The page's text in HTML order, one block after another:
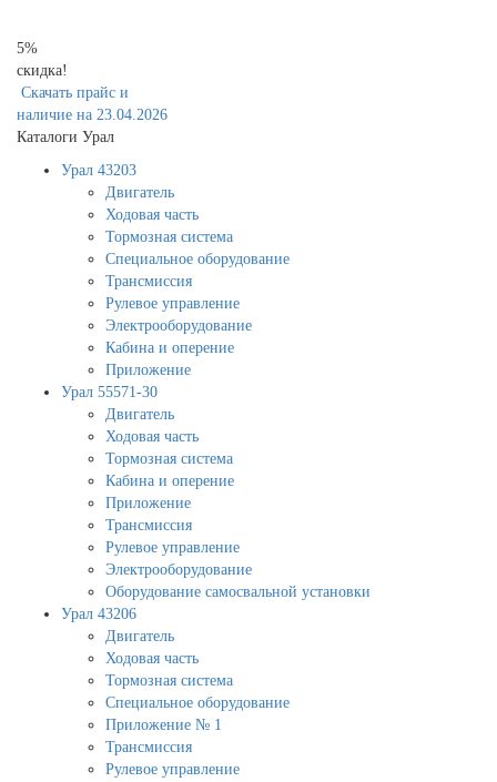
5%
скидка!
Скачать прайс и
наличие на 23.04.2026
Каталоги Урал
Урал 43203
Двигатель
Ходовая часть
Тормозная система
Специальное оборудование
Трансмиссия
Рулевое управление
Электрооборудование
Кабина и оперение
Приложение
Урал 55571-30
Двигатель
Ходовая часть
Тормозная система
Кабина и оперение
Приложение
Трансмиссия
Рулевое управление
Электрооборудование
Оборудование самосвальной установки
Урал 43206
Двигатель
Ходовая часть
Тормозная система
Специальное оборудование
Приложение № 1
Трансмиссия
Рулевое управление